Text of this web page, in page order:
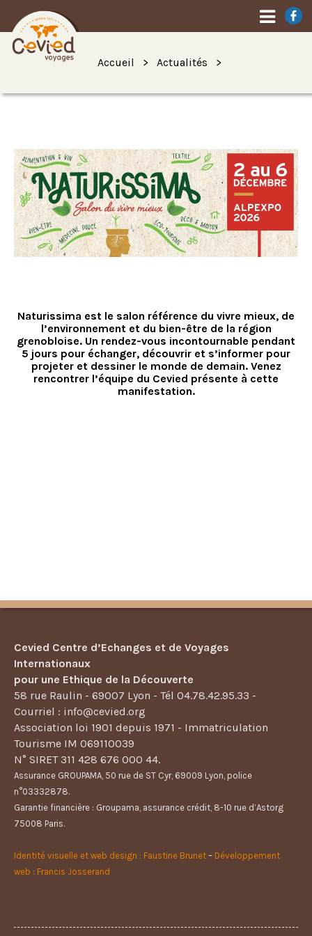
Accueil Actualités
Naturissima est le salon référence du vivre mieux, de
l’environnement et du bien-être de la région
grenobloise. Un rendez-vous incontournable pendant
5 jours pour échanger, découvrir et s’informer pour
projeter et dessiner le monde de demain. Venez
rencontrer l’équipe du Cevied présente à cette
manifestation.
Cevied Centre d’Echanges et de Voyages
Internationaux
pour une Ethique de la Découverte
58 rue Raulin - 69007 Lyon - Tél 04.78.42.95.33 -
Courriel : info@cevied.org
Association loi 1901 depuis 1971 - Immatriculation
Tourisme IM 069110039
N° SIRET 311 428 676 000 44.
Assurance GROUPAMA, 50 rue de ST Cyr, 69009 Lyon, police
n°03332878.
Garantie financière : Groupama, assurance crédit, 8-10 rue d’Astorg
75008 Paris.
Identité visuelle et web design : Faustine Brunet – Développement
web : Francis Josserand